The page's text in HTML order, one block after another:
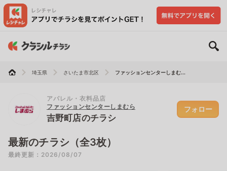
埼玉県 さいたま市北区 ファッションセンターしまむ...
アパレル・衣料品店
ファッションセンターしまむら
吉野町店のチラシ
フォロー
最新のチラシ（全3枚）
最終更新：2026/08/07